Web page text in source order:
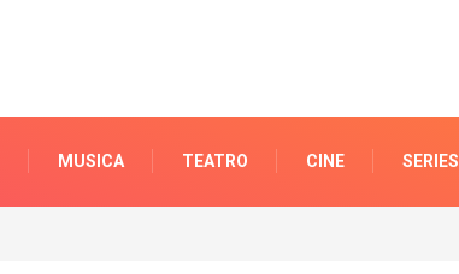
MUSICA TEATRO CINE SERIES